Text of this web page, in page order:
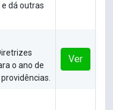
e dá outras
o ano de
Ver